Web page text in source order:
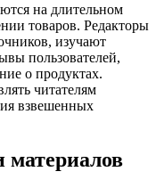
на длительном
товаров. Редакторы
изучают
пользователей,
о продуктах.
читателям
взвешенных
материалов